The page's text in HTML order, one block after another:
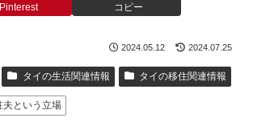
Pinterest コピー
2024.05.12 2024.07.25
タイの生活関連情報 タイの移住関連情報
夫という立場